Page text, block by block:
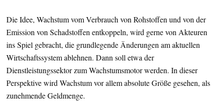
Die Idee, Wachstum vom Verbrauch von Rohstoffen und von der
Emission von Schadstoffen entkoppeln, wird gerne von Akteuren
ins Spiel gebracht, die grundlegende Änderungen am aktuellen
Wirtschaftssystem ablehnen. Dann soll etwa der
Dienstleistungssektor zum Wachstumsmotor werden. In dieser
Perspektive wird Wachstum vor allem absolute Größe gesehen, als
zunehmende Geldmenge.